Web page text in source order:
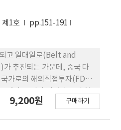
제1호
pp.151-191
고 일대일로(Belt and
추진되는 가운데, 중국 다
가로의 해외직접투자(FDI)
지향적 확장에 어떠한 영향을
9,200원 구매하기